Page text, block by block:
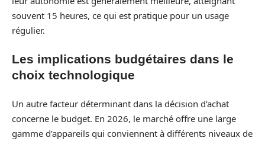
souvent 15 heures, ce qui est pratique pour un usage
régulier.
Les implications budgétaires dans le
choix technologique
Un autre facteur déterminant dans la décision d’achat
concerne le budget. En 2026, le marché offre une large
gamme d’appareils qui conviennent à différents niveaux de